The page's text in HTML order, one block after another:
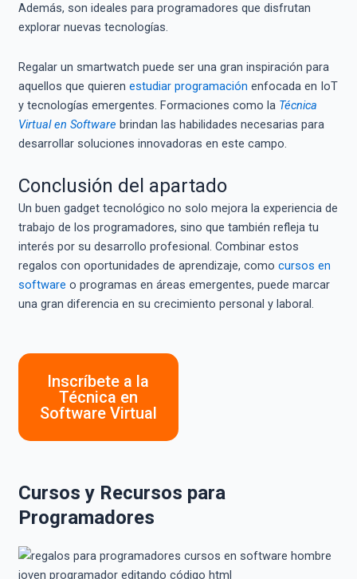
Además, son ideales para programadores que disfrutan
explorar nuevas tecnologías.
Regalar un smartwatch puede ser una gran inspiración para
aquellos que quieren estudiar programación enfocada en IoT
y tecnologías emergentes. Formaciones como la Técnica
Virtual en Software brindan las habilidades necesarias para
desarrollar soluciones innovadoras en este campo.
Conclusión del apartado
Un buen gadget tecnológico no solo mejora la experiencia de
trabajo de los programadores, sino que también refleja tu
interés por su desarrollo profesional. Combinar estos
regalos con oportunidades de aprendizaje, como cursos en
software o programas en áreas emergentes, puede marcar
una gran diferencia en su crecimiento personal y laboral.
Inscríbete a la
Técnica en
Software Virtual
Cursos y Recursos para
Programadores